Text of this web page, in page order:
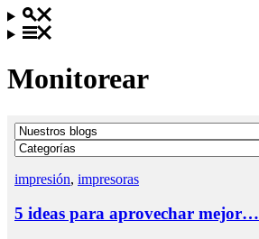
Monitorear
impresión, impresoras
5 ideas para aprovechar mejor…